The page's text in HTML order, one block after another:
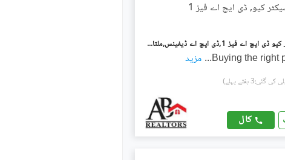
ڈی ایچ اے فیز 1 ۔ سیکٹر کیو ڈی ایچ اے فیز 1,ڈی ایچ اے ڈیفینس,ملتان میں 1 کنال رہائشی پلاٹ 65.0 لاکھ میں برائے فروخت۔
Buying the right
... مزید
گئی:3 ہفتے پہلے)
کال